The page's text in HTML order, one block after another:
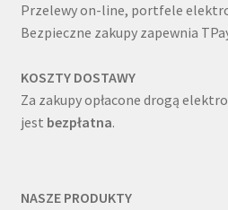
Przelewy on-line, portfele
Bezpieczne zakupy zapewnia
KOSZTY DOSTAWY
Za zakupy opłacone drogą
jest bezpłatna.
NASZE PRODUKTY